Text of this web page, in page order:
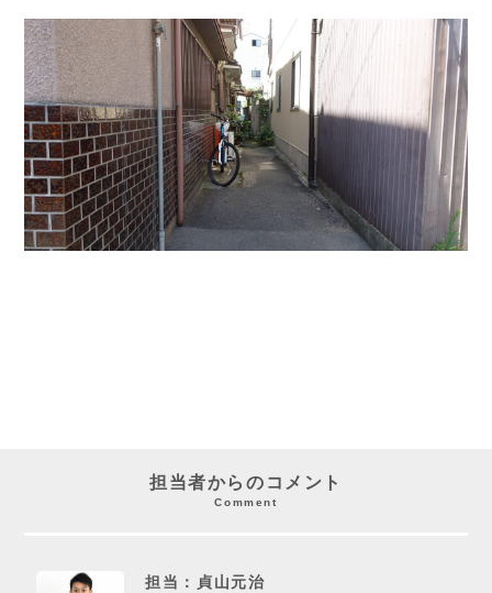
担当者からのコメント
Comment
担当：貞山元治